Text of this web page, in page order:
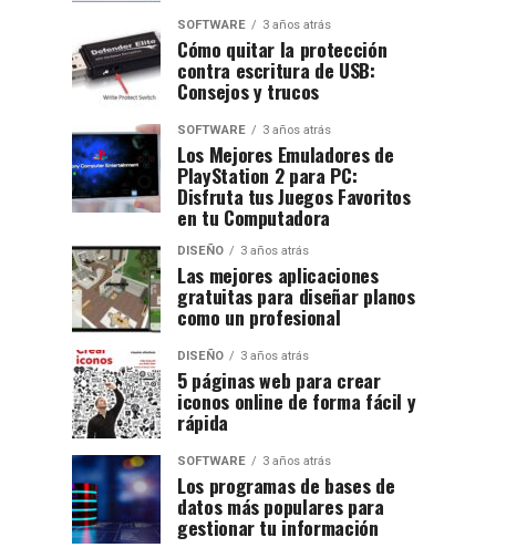
SOFTWARE 3 años atrás
Cómo quitar la protección
contra escritura de USB:
Consejos y trucos
SOFTWARE 3 años atrás
Los Mejores Emuladores de
PlayStation 2 para PC:
Disfruta tus Juegos Favoritos
en tu Computadora
DISEÑO 3 años atrás
Las mejores aplicaciones
gratuitas para diseñar planos
como un profesional
DISEÑO 3 años atrás
5 páginas web para crear
iconos online de forma fácil y
rápida
SOFTWARE 3 años atrás
Los programas de bases de
datos más populares para
gestionar tu información